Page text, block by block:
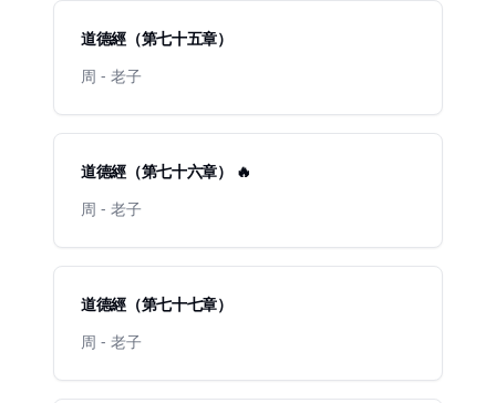
道德經（第七十五章）
周 - 老子
道德經（第七十六章） 🔥
周 - 老子
道德經（第七十七章）
周 - 老子